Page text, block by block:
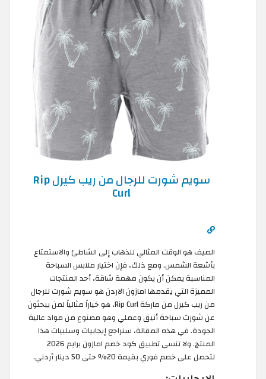
سويم شورت للرجال من ريب كيرل Rip
Curl
الصيف هو الوقت المثالي للذهاب إلى الشاطئ والاستمتاع
بأشعة الشمس. ومع ذلك، فإن اختيار ملابس السباحة
المناسبة يمكن أن يكون مهمة شاقة، أحد المنتجات
المميزة التي يقدمها امازون الاردن هو سويم شورت للرجال
من ريب كيرل من ماركة Rip Curl، هو خياراً مثالياً لمن يبحثون
عن شورت سباحة أنيق وعملي وهو مصنوع من مواد عالية
الجودة. في هذه المقالة، سنراجع إيجابيات وسلبيات هذا
المنتج. ولا تنسى تطبيق كود خصم امازون برايم 2026
لتحصل على خصم فوري بقيمة 20% حتى 50 دينار أردني.